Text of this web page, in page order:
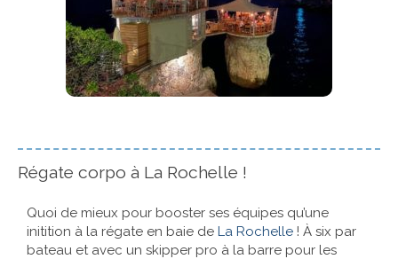
Régate corpo à La Rochelle !
Quoi de mieux pour booster ses équipes qu’une
initition à la régate en baie de La Rochelle ! À six par
bateau et avec un skipper pro à la barre pour les